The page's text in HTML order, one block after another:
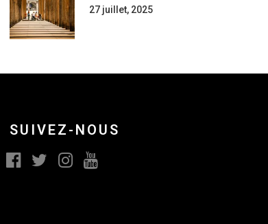
27 juillet, 2025
SUIVEZ-NOUS